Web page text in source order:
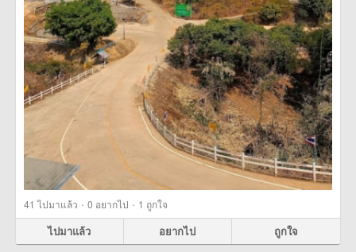
41 ไปมาแล้ว · 0 อยากไป · 1 ถูกใจ
ไปมาแล้ว อยากไป ถูกใจ